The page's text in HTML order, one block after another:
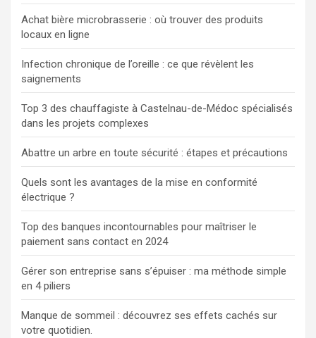
Achat bière microbrasserie : où trouver des produits
locaux en ligne
Infection chronique de l’oreille : ce que révèlent les
saignements
Top 3 des chauffagiste à Castelnau-de-Médoc spécialisés
dans les projets complexes
Abattre un arbre en toute sécurité : étapes et précautions
Quels sont les avantages de la mise en conformité
électrique ?
Top des banques incontournables pour maîtriser le
paiement sans contact en 2024
Gérer son entreprise sans s’épuiser : ma méthode simple
en 4 piliers
Manque de sommeil : découvrez ses effets cachés sur
votre quotidien.